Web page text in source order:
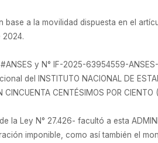
a la movilidad dispuesta en el
2024.
y N° IF-2025-63954559-
del INSTITUTO NACIONAL DE
CENTÉSIMOS POR CIENTO
Ley N° 27.426- facultó a esta
imponible, como así también el